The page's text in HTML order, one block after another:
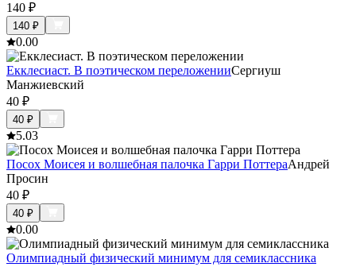
140 ₽
140 ₽
0.00
Екклесиаст. В поэтическом переложенииСергиуш
Манжиевский
40 ₽
40 ₽
5.03
Посох Моисея и волшебная палочка Гарри ПоттераАндрей
Просин
40 ₽
40 ₽
0.00
Олимпиадный физический минимум для семиклассника